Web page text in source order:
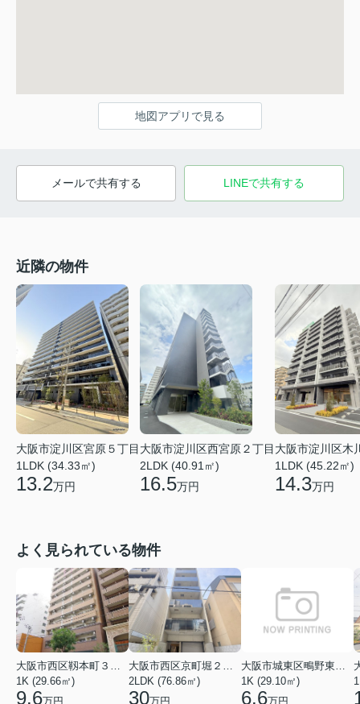
地図アプリで見る
メールで共有する LINEで共有する
近隣の物件
大阪市淀川区宮原５丁目
1LDK (34.33㎡)
13.2万円
大阪市淀川区西宮原２丁目
2LDK (40.91㎡)
16.5万円
大阪市淀川区木
1LDK (45.22㎡)
14.3万円
よく見られている物件
大阪市西区靱本町３丁目
1K (29.66㎡)
9.6万円
大阪市西区京町堀２丁目
2LDK (76.86㎡)
30万円
大阪市城東区鴫野東３丁目
1K (29.10㎡)
6.6万円